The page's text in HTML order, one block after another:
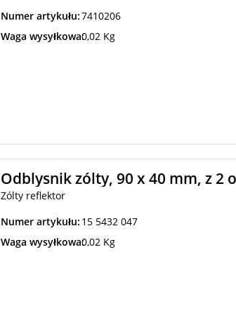
Numer artykułu:7410206
Waga wysyłkowa:0,02 Kg
Odblysnik zólty, 90 x 40 mm, z
Zólty reflektor
Numer artykułu: 15 5432 047
Waga wysyłkowa:0,02 Kg